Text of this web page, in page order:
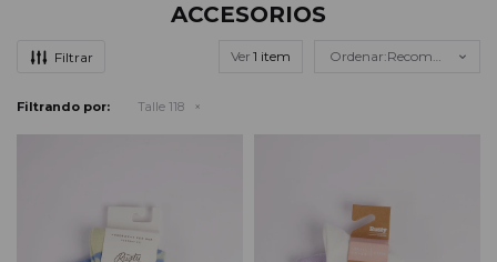
ACCESORIOS
Ver Recomendados
Filtrando por: Talle 118